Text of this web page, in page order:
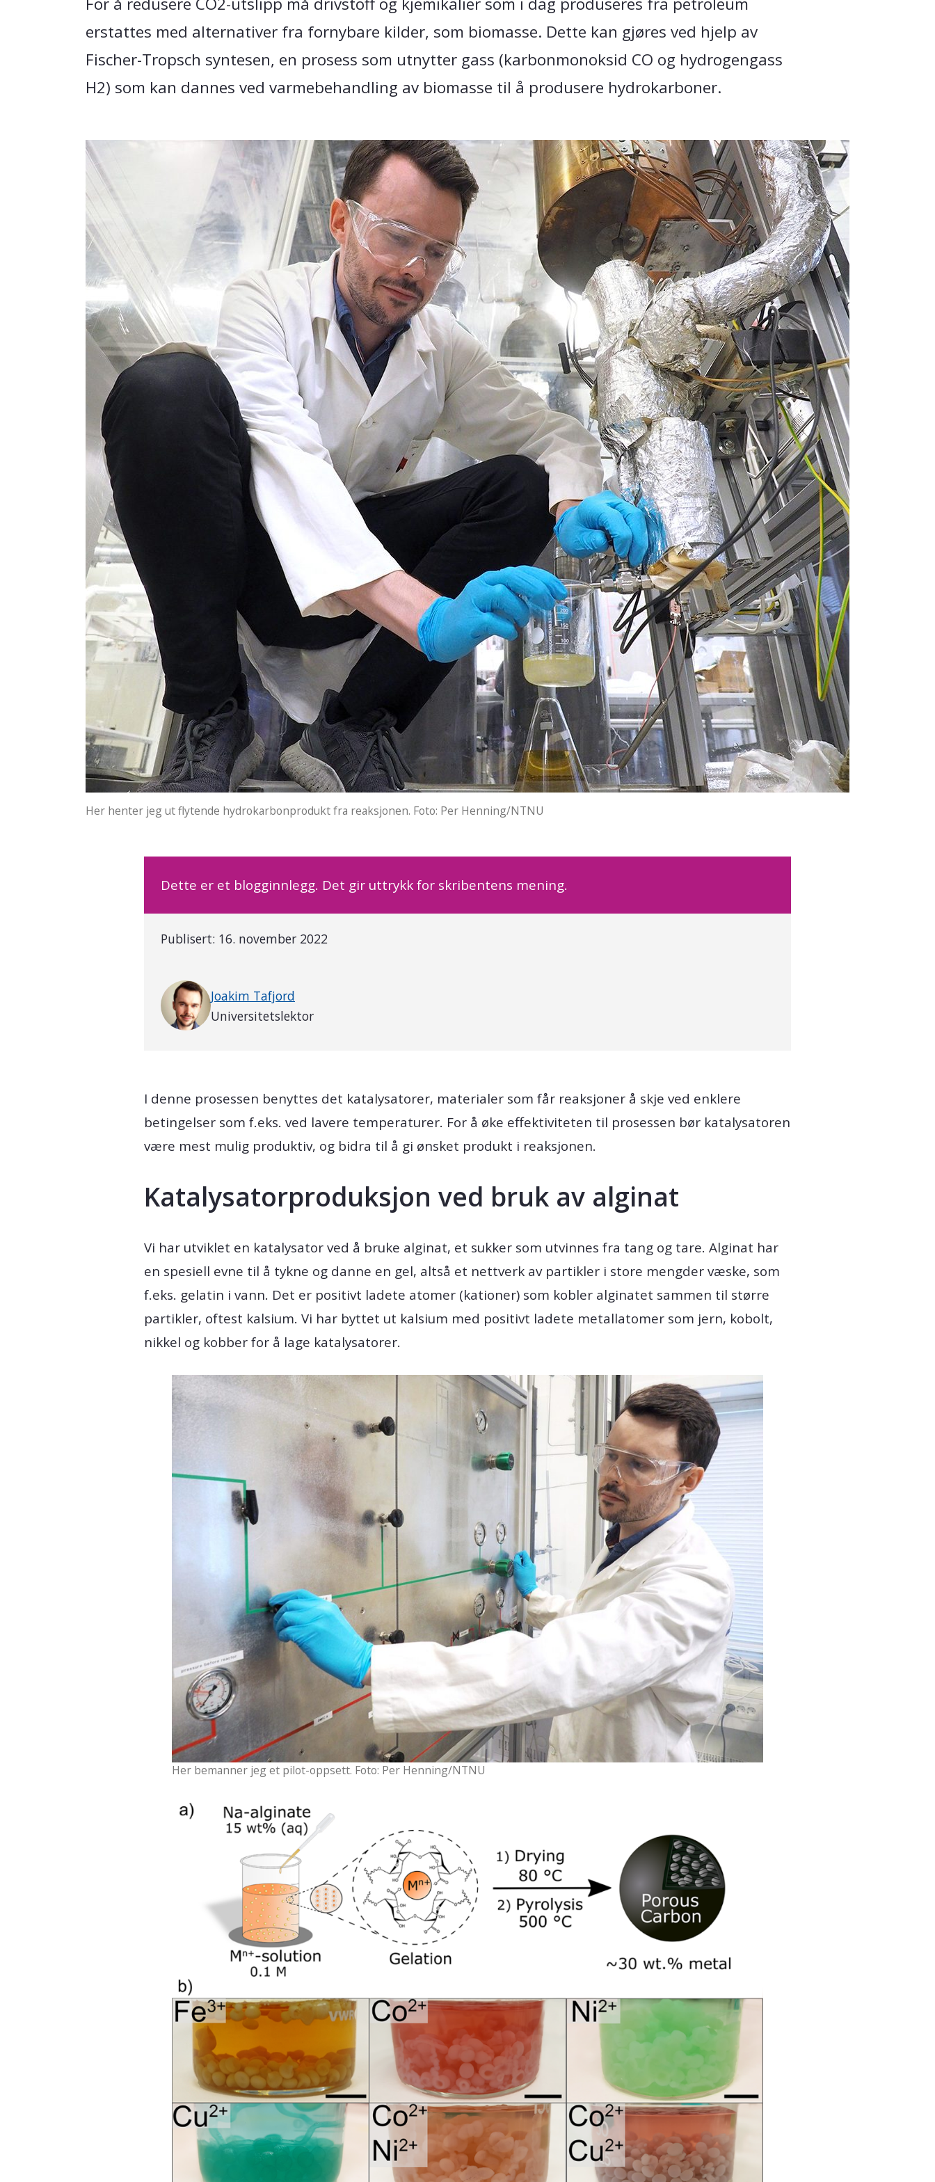
erstattes med alternativer fra fornybare kilder, som biomasse. Dette kan gjøres ved hjelp av
Fischer-Tropsch syntesen, en prosess som utnytter gass (karbonmonoksid CO og hydrogengass
H2) som kan dannes ved varmebehandling av biomasse til å produsere hydrokarboner.
Her henter jeg ut flytende hydrokarbonprodukt fra reaksjonen. Foto: Per Henning/NTNU
Dette er et blogginnlegg. Det gir uttrykk for skribentens mening.
Publisert: 16. november 2022
Joakim Tafjord
Universitetslektor
I denne prosessen benyttes det katalysatorer, materialer som får reaksjoner å skje ved enklere
betingelser som f.eks. ved lavere temperaturer. For å øke effektiviteten til prosessen bør katalysatoren
være mest mulig produktiv, og bidra til å gi ønsket produkt i reaksjonen.
Katalysatorproduksjon ved bruk av alginat
Vi har utviklet en katalysator ved å bruke alginat, et sukker som utvinnes fra tang og tare. Alginat har
en spesiell evne til å tykne og danne en gel, altså et nettverk av partikler i store mengder væske, som
f.eks. gelatin i vann. Det er positivt ladete atomer (kationer) som kobler alginatet sammen til større
partikler, oftest kalsium. Vi har byttet ut kalsium med positivt ladete metallatomer som jern, kobolt,
nikkel og kobber for å lage katalysatorer.
Her bemanner jeg et pilot-oppsett. Foto: Per Henning/NTNU